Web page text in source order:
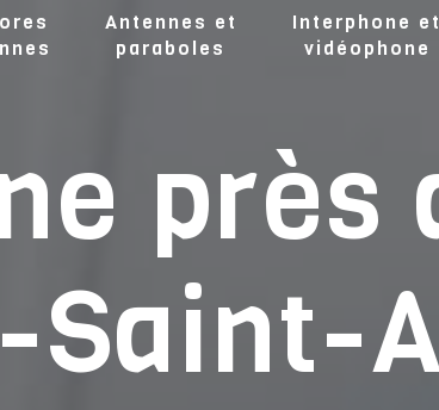
Antennes et
paraboles
Interphone et
vidéophone
près
Saint-